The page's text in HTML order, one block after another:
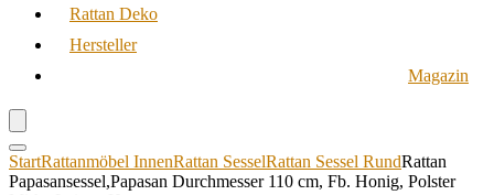
Rattan Deko
Hersteller
Magazin
StartRattanmöbel InnenRattan SesselRattan Sessel RundRattan
Papasansessel,Papasan Durchmesser 110 cm, Fb. Honig, Polster